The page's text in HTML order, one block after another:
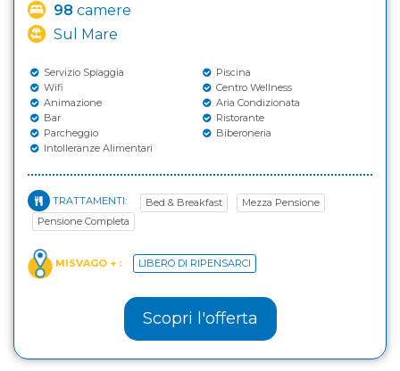
98 camere
Sul Mare
Servizio Spiaggia
Piscina
Wifi
Centro Wellness
Animazione
Aria Condizionata
Bar
Ristorante
Parcheggio
Biberoneria
Intolleranze Alimentari
TRATTAMENTI: Bed & Breakfast
Mezza Pensione
Pensione Completa
MISVAGO + : LIBERO DI RIPENSARCI
Scopri l'offerta